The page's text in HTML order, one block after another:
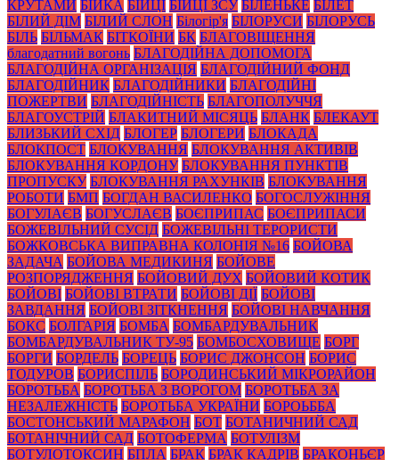
КРУТАМИ БІЙКА БІЙЦІ БІЙЦІ ЗСУ БІЛЕНЬКЕ БІЛЕТ
БІЛИЙ ДІМ БІЛИЙ СЛОН Білогір'я БІЛОРУСИ БІЛОРУСЬ
БІЛЬ БІЛЬМАК БІТКОЇНИ БК БЛАГОВІЩЕННЯ
благодатний вогонь БЛАГОДІЙНА ДОПОМОГА
БЛАГОДІЙНА ОРГАНІЗАЦІЯ БЛАГОДІЙНИЙ ФОНД
БЛАГОДІЙНИК БЛАГОДІЙНИКИ БЛАГОДІЙНІ
ПОЖЕРТВИ БЛАГОДІЙНІСТЬ БЛАГОПОЛУЧЧЯ
БЛАГОУСТРІЙ БЛАКИТНИЙ МІСЯЦЬ БЛАНК БЛЕКАУТ
БЛИЗЬКИЙ СХІД БЛОГЕР БЛОГЕРИ БЛОКАДА
БЛОКПОСТ БЛОКУВАННЯ БЛОКУВАННЯ АКТИВІВ
БЛОКУВАННЯ КОРДОНУ БЛОКУВАННЯ ПУНКТІВ
ПРОПУСКУ БЛОКУВАННЯ РАХУНКІВ БЛОКУВАННЯ
РОБОТИ БМП БОГДАН ВАСИЛЕНКО БОГОСЛУЖІННЯ
БОГУЛАЄВ БОГУСЛАЄВ БОЄПРИПАС БОЄПРИПАСИ
БОЖЕВІЛЬНИЙ СУСІД БОЖЕВІЛЬНІ ТЕРОРИСТИ
БОЖКОВСЬКА ВИПРАВНА КОЛОНІЯ №16 БОЙОВА
ЗАДАЧА БОЙОВА МЕДИКИНЯ БОЙОВЕ
РОЗПОРЯДЖЕННЯ БОЙОВИЙ ДУХ БОЙОВИЙ КОТИК
БОЙОВІ БОЙОВІ ВТРАТИ БОЙОВІ ДІЇ БОЙОВІ
ЗАВДАННЯ БОЙОВІ ЗІТКНЕННЯ БОЙОВІ НАВЧАННЯ
БОКС БОЛГАРІЯ БОМБА БОМБАРДУВАЛЬНИК
БОМБАРДУВАЛЬНИК ТУ-95 БОМБОСХОВИЩЕ БОРГ
БОРГИ БОРДЕЛЬ БОРЕЦЬ БОРИС ДЖОНСОН БОРИС
ТОДУРОВ БОРИСПІЛЬ БОРОДИНСЬКИЙ МІКРОРАЙОН
БОРОТЬБА БОРОТЬБА З ВОРОГОМ БОРОТЬБА ЗА
НЕЗАЛЕЖНІСТЬ БОРОТЬБА УКРАЇНИ БОРОЬББА
БОСТОНСЬКИЙ МАРАФОН БОТ БОТАНИЧНИЙ САД
БОТАНІЧНИЙ САД БОТОФЕРМА БОТУЛІЗМ
БОТУЛОТОКСИН БПЛА БРАК БРАК КАДРІВ БРАКОНЬЄР